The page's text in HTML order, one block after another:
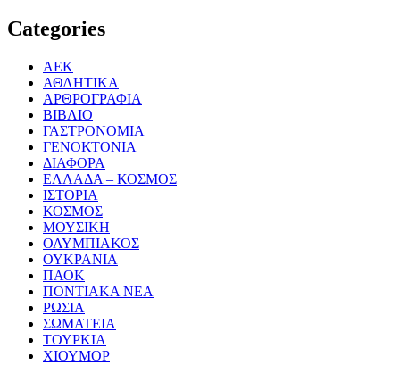
Categories
ΑΕΚ
ΑΘΛΗΤΙΚΑ
ΑΡΘΡΟΓΡΑΦΙΑ
ΒΙΒΛΙΟ
ΓΑΣΤΡΟΝΟΜΙΑ
ΓΕΝΟΚΤΟΝΙΑ
ΔΙΑΦΟΡΑ
ΕΛΛΑΔΑ – ΚΟΣΜΟΣ
ΙΣΤΟΡΙΑ
ΚΟΣΜΟΣ
ΜΟΥΣΙΚΗ
ΟΛΥΜΠΙΑΚΟΣ
ΟΥΚΡΑΝΙΑ
ΠΑΟΚ
ΠΟΝΤΙΑΚΑ ΝΕΑ
ΡΩΣΙΑ
ΣΩΜΑΤΕΙΑ
ΤΟΥΡΚΙΑ
ΧΙΟΥΜΟΡ